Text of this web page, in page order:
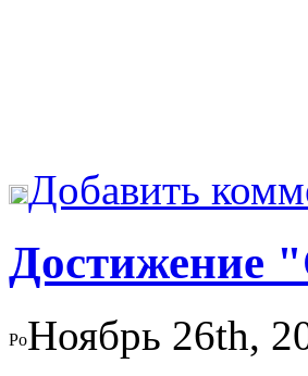
Добавить
Достижение
Ноябрь 26th,